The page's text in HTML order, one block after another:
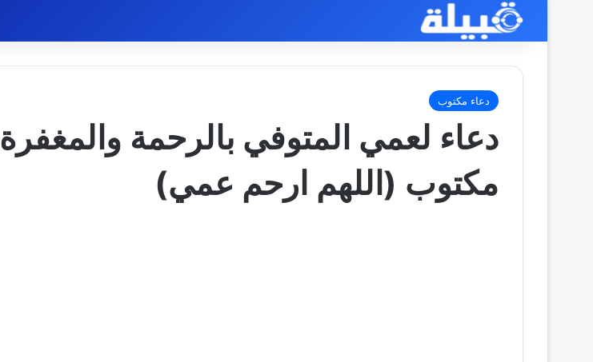
دعاء مكتوب
دعاء لعمي المتوفي بالرحمة والمغفرة
مكتوب (اللهم ارحم عمي)